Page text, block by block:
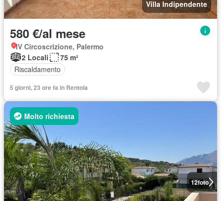
Villa Indipendente
580 €/al mese
IV Circoscrizione, Palermo
2 Locali
75 m²
Riscaldamento
5 giorni, 23 ore fa in Rentola
12foto
Molto richiesta